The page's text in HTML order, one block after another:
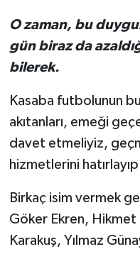
O zaman, bu
gün biraz da
bilerek.
Kasaba futbolunun
akıtanları, emeği
davet etmeliyiz,
hizmetlerini
Birkaç isim vermek
Göker Ekren, Hikmet
Karakuş, Yılmaz